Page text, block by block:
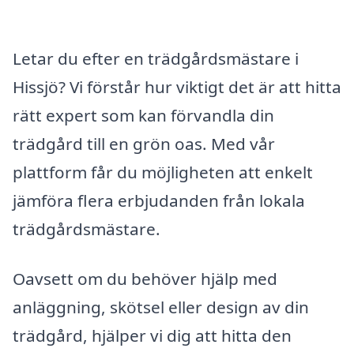
Letar du efter en trädgårdsmästare i
Hissjö? Vi förstår hur viktigt det är att hitta
rätt expert som kan förvandla din
trädgård till en grön oas. Med vår
plattform får du möjligheten att enkelt
jämföra flera erbjudanden från lokala
trädgårdsmästare.
Oavsett om du behöver hjälp med
anläggning, skötsel eller design av din
trädgård, hjälper vi dig att hitta den